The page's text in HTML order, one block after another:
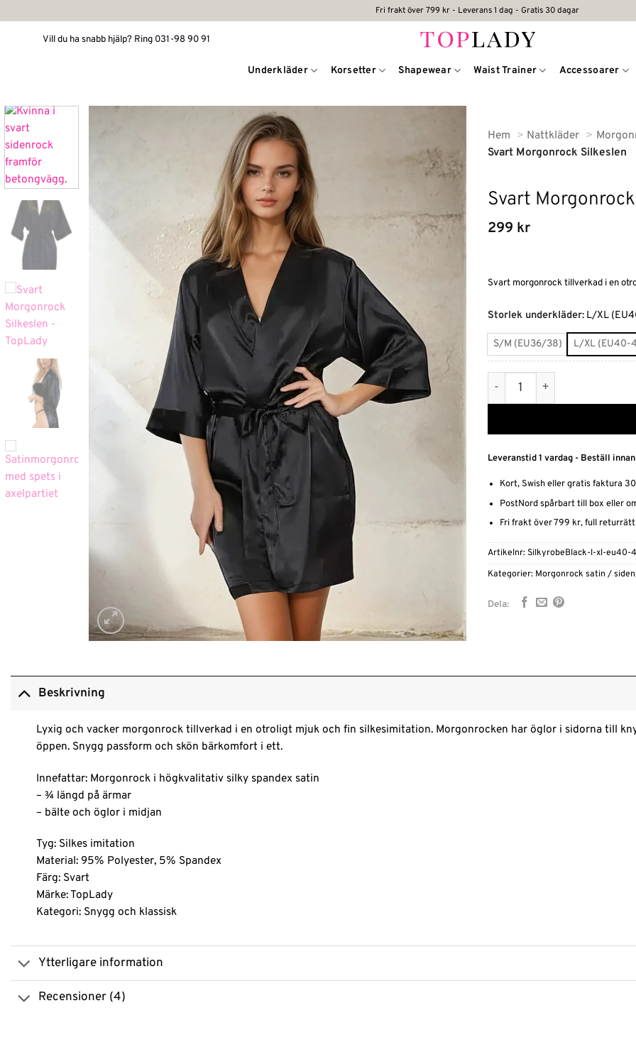
to
Fri frakt över 799 kr - Leverans 1 dag - Gratis 30 dagar
Vill du ha snabb hjälp? Ring 031-98 90 91
Underkläder Korsetter Shapewear Waist Trainer Accessoarer
Hem Nattkläder
Svart Morgonrock Silkeslen
Svart
299 kr
Svart morgonrock tillverkad i en
Storlek underkläder: L/XL
S/M (EU36/38) L/XL (EU40-
Svart Morgonrock Silkeslen
Alternative:
Leveranstid 1 vardag - Beställ
Kort, Swish eller gratis faktura
PostNord spårbart till box eller
Fri frakt över 799 kr, full
Artikelnr: SilkyrobeBlack-l-xl-eu40-
Kategorier: Morgonrock satin / siden
Dela:
Beskrivning
Lyxig och vacker morgonrock tillverkad i en otroligt mjuk och fin silkesimitation. Morgonrocken har öglor i sidorna till
öppen. Snygg passform och skön bärkomfort i ett.
Innefattar: Morgonrock i högkvalitativ silky spandex satin
– ¾ längd på ärmar
– bälte och öglor i midjan
Tyg: Silkes imitation
Material: 95% Polyester, 5% Spandex
Färg: Svart
Märke: TopLady
Kategori: Snygg och klassisk
Ytterligare information
Recensioner (4)